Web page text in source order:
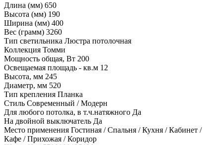
Длина (мм) 650
Высота (мм) 190
Ширина (мм) 400
Вес (грамм) 3260
Тип cветильника Люстра потолочная
Коллекция Томми
Мощность общая, Вт 200
Освещаемая площадь - кв.м 12
Высота, мм 245
Диаметр, мм 520
Тип крепления Планка
Стиль Современный / Модерн
Для любого потолка, в т.ч.натяжного Да
На двойной выключатель Да
Место применения Гостиная / Спальня / Кухня / Кабинет /
Кафе / Прихожая / Коридор